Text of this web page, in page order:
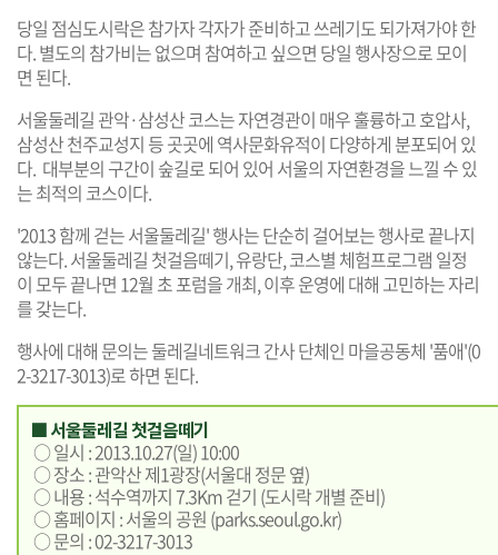
당일 점심도시락은 참가자 각자가 준비하고 쓰레기도 되가져가야 한
다. 별도의 참가비는 없으며 참여하고 싶으면 당일 행사장으로 모이
면 된다.
서울둘레길 관악·삼성산 코스는 자연경관이 매우 훌륭하고 호압사,
삼성산 천주교성지 등 곳곳에 역사문화유적이 다양하게 분포되어 있
다. 대부분의 구간이 숲길로 되어 있어 서울의 자연환경을 느낄 수 있
는 최적의 코스이다.
'2013 함께 걷는 서울둘레길' 행사는 단순히 걸어보는 행사로 끝나지
않는다. 서울둘레길 첫걸음떼기, 유랑단, 코스별 체험프로그램 일정
이 모두 끝나면 12월 초 포럼을 개최, 이후 운영에 대해 고민하는 자리
를 갖는다.
행사에 대해 문의는 둘레길네트워크 간사 단체인 마을공동체 '품애'(0
2-3217-3013)로 하면 된다.
■ 서울둘레길 첫걸음떼기
○ 일시 : 2013.10.27(일) 10:00
○ 장소 : 관악산 제1광장(서울대 정문 옆)
○ 내용 : 석수역까지 7.3Km 걷기 (도시락 개별 준비)
○ 홈페이지 : 서울의 공원 (parks.seoul.go.kr)
○ 문의 : 02-3217-3013